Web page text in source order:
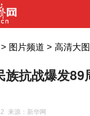
> 图片频道 > 高清大图
族抗战爆发89
来源：新华网